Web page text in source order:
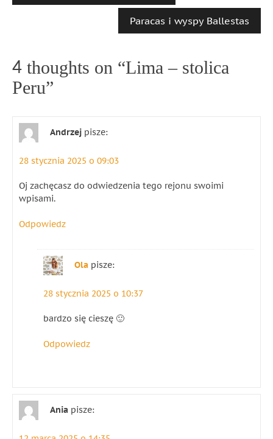
Paracas i wyspy Ballestas
4 thoughts on “Lima – stolica
Peru”
Andrzej pisze:
28 stycznia 2025 o 09:03
Oj zachęcasz do odwiedzenia tego rejonu swoimi
wpisami.
Odpowiedz
Ola pisze:
28 stycznia 2025 o 10:37
bardzo się cieszę 🙂
Odpowiedz
Ania pisze: